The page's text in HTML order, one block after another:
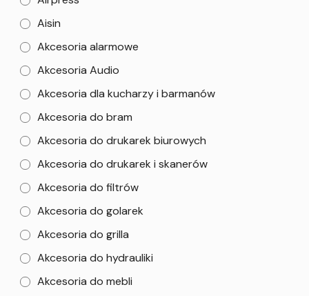
Aisin
Akcesoria alarmowe
Akcesoria Audio
Akcesoria dla kucharzy i barmanów
Akcesoria do bram
Akcesoria do drukarek biurowych
Akcesoria do drukarek i skanerów
Akcesoria do filtrów
Akcesoria do golarek
Akcesoria do grilla
Akcesoria do hydrauliki
Akcesoria do mebli